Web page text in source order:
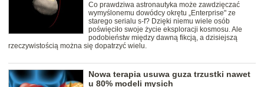
Co prawdziwa astronautyka może zawdzięczać
wymyślonemu dowódcy okrętu „Enterprise" ze
starego serialu s-f? Dzięki niemu wiele osób
poświęciło swoje życie eksploracji kosmosu. Ale
podobieństw między dawną fikcją, a dzisiejszą
rzeczywistością można się dopatrzyć wielu.
Nowa terapia usuwa guza trzustki nawet
u 80% modeli mysich